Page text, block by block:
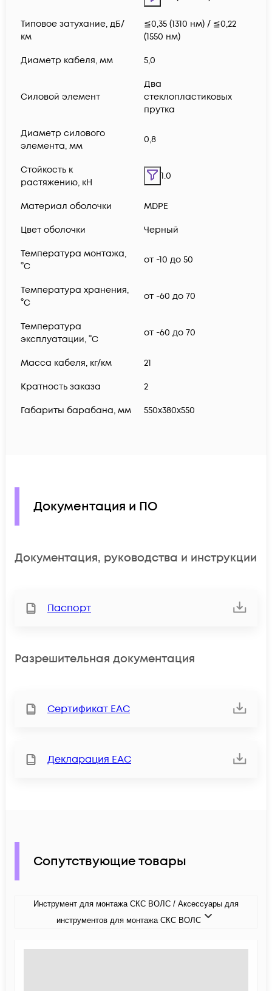
Типовое затухание, дБ/
км
≦0,35 (1310 нм) / ≦0,22
(1550 нм)
Диаметр кабеля, мм 5,0
Силовой элемент
Два
стеклопластиковых
прутка
Диаметр силового
элемента, мм
0,8
Стойкость к
растяжению, кН
1.0
Материал оболочки MDPE
Цвет оболочки Черный
Температура монтажа,
°C
от -10 до 50
Температура хранения,
°C
от -60 до 70
Температура
эксплуатации, °C
от -60 до 70
Масса кабеля, кг/км 21
Кратность заказа 2
Габариты барабана, мм 550x380x550
Документация и ПО
Документация, руководства и инструкции
Паспорт
Разрешительная документация
Сертификат ЕАС
Декларация ЕАС
Сопутствующие товары
Инструмент для монтажа СКС ВОЛС / Аксессуары для
инструментов для монтажа СКС ВОЛС